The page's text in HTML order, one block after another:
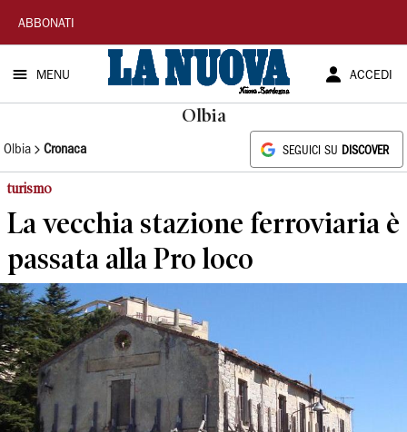
La
Nuova
Sardegna
ABBONATI
MENU ACCEDI
Olbia
Olbia Cronaca SEGUICI SU DISCOVER
turismo
La vecchia stazione ferroviaria è
passata alla Pro loco